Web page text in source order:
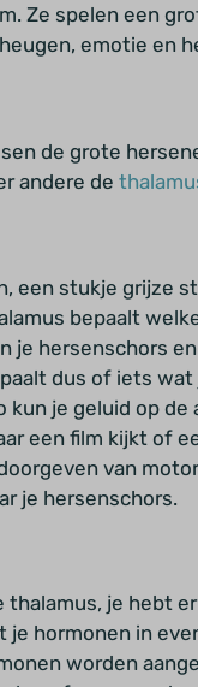
Ze spelen een
emotie en
de grote
andere de
een stukje grijze
bepaalt
je hersenschors
dus of iets
kun je geluid op
een film kijkt of
van
je hersenschors.
je hebt
hormonen in
worden